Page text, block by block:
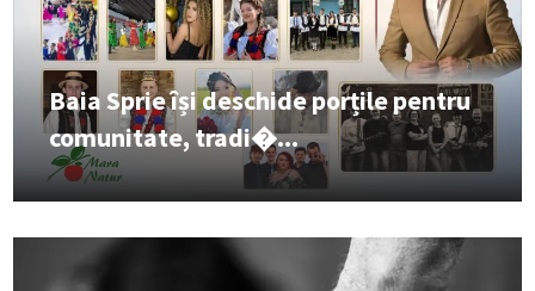
Baia Sprie își deschide porțile pentru
comunitate, tradi�...